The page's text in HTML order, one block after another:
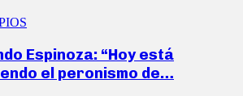
Espinoza: “Hoy está
el peronismo de…